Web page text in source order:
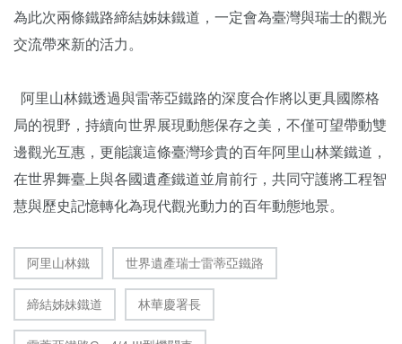
為此次兩條鐵路締結姊妹鐵道，一定會為臺灣與瑞士的觀光
交流帶來新的活力。
阿里山林鐵透過與雷蒂亞鐵路的深度合作將以更具國際格
局的視野，持續向世界展現動態保存之美，不僅可望帶動雙
邊觀光互惠，更能讓這條臺灣珍貴的百年阿里山林業鐵道，
在世界舞臺上與各國遺產鐵道並肩前行，共同守護將工程智
慧與歷史記憶轉化為現代觀光動力的百年動態地景。
阿里山林鐵 世界遺產瑞士雷蒂亞鐵路
締結姊妹鐵道 林華慶署長